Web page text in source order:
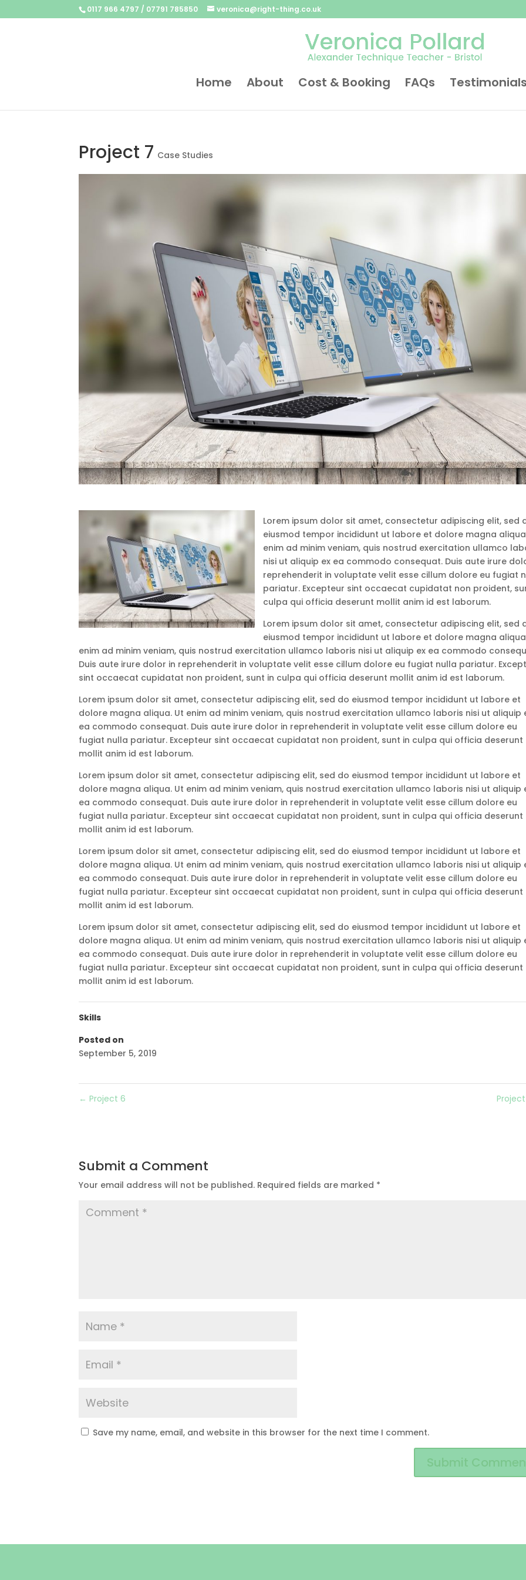
0117 966 4797 / 07791 785850 veronica@right-thing.co.uk
Home About Cost & Booking FAQs Testimonials
Project 7 Case Studies
Lorem ipsum dolor sit amet, consectetur adipiscing elit, sed
eiusmod tempor incididunt ut labore et dolore magna
enim ad minim veniam, quis nostrud exercitation ullamco
nisi ut aliquip ex ea commodo consequat. Duis aute irure
reprehenderit in voluptate velit esse cillum dolore eu fugiat
pariatur. Excepteur sint occaecat cupidatat non proident,
culpa qui officia deserunt mollit anim id est laborum.
Lorem ipsum dolor sit amet, consectetur adipiscing elit, sed
eiusmod tempor incididunt ut labore et dolore magna
enim ad minim veniam, quis nostrud exercitation ullamco laboris nisi ut aliquip ex ea commodo
Duis aute irure dolor in reprehenderit in voluptate velit esse cillum dolore eu fugiat nulla pariatur.
sint occaecat cupidatat non proident, sunt in culpa qui officia deserunt mollit anim id est laborum.
Lorem ipsum dolor sit amet, consectetur adipiscing elit, sed do eiusmod tempor incididunt ut labore et
dolore magna aliqua. Ut enim ad minim veniam, quis nostrud exercitation ullamco laboris nisi ut aliquip
ea commodo consequat. Duis aute irure dolor in reprehenderit in voluptate velit esse cillum dolore eu
fugiat nulla pariatur. Excepteur sint occaecat cupidatat non proident, sunt in culpa qui officia deserunt
mollit anim id est laborum.
Lorem ipsum dolor sit amet, consectetur adipiscing elit, sed do eiusmod tempor incididunt ut labore et
dolore magna aliqua. Ut enim ad minim veniam, quis nostrud exercitation ullamco laboris nisi ut aliquip
ea commodo consequat. Duis aute irure dolor in reprehenderit in voluptate velit esse cillum dolore eu
fugiat nulla pariatur. Excepteur sint occaecat cupidatat non proident, sunt in culpa qui officia deserunt
mollit anim id est laborum.
Lorem ipsum dolor sit amet, consectetur adipiscing elit, sed do eiusmod tempor incididunt ut labore et
dolore magna aliqua. Ut enim ad minim veniam, quis nostrud exercitation ullamco laboris nisi ut aliquip
ea commodo consequat. Duis aute irure dolor in reprehenderit in voluptate velit esse cillum dolore eu
fugiat nulla pariatur. Excepteur sint occaecat cupidatat non proident, sunt in culpa qui officia deserunt
mollit anim id est laborum.
Lorem ipsum dolor sit amet, consectetur adipiscing elit, sed do eiusmod tempor incididunt ut labore et
dolore magna aliqua. Ut enim ad minim veniam, quis nostrud exercitation ullamco laboris nisi ut aliquip
ea commodo consequat. Duis aute irure dolor in reprehenderit in voluptate velit esse cillum dolore eu
fugiat nulla pariatur. Excepteur sint occaecat cupidatat non proident, sunt in culpa qui officia deserunt
mollit anim id est laborum.
Skills
Posted on
September 5, 2019
← Project 6
Submit a Comment
Your email address will not be published. Required fields are marked *
Save my name, email, and website in this browser for the next time I comment.